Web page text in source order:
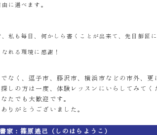
に選べます。
私も毎日、何かしら書くことが出来て、先日師匠
れる環境に感謝！
なく、逗子市、藤沢市、横浜市などの市外、
しの方は一度、体験レッスンにいらしてみてく
たでも大歓迎です。
りがとうございました。
家：篠原遙己（しのはらようこ）